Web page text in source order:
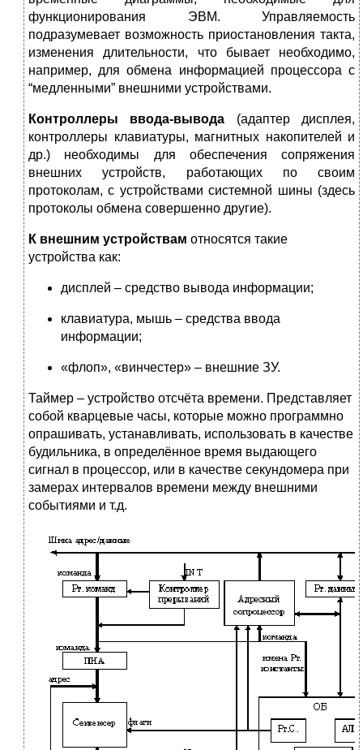
функционирования ЭВМ. Управляемость
подразумевает возможность приостановления такта,
изменения длительности, что бывает необходимо,
например, для обмена информацией процессора с
“медленными” внешними устройствами.
Контроллеры ввода-вывода (адаптер дисплея,
контроллеры клавиатуры, магнитных накопителей и
др.) необходимы для обеспечения сопряжения
внешних устройств, работающих по своим
протоколам, с устройствами системной шины (здесь
протоколы обмена совершенно другие).
К внешним устройствам относятся такие
устройства как:
дисплей – средство вывода информации;
клавиатура, мышь – средства ввода
информации;
«флоп», «винчестер» – внешние ЗУ.
Таймер – устройство отсчёта времени. Представляет
собой кварцевые часы, которые можно программно
опрашивать, устанавливать, использовать в качестве
будильника, в определённое время выдающего
сигнал в процессор, или в качестве секундомера при
замерах интервалов времени между внешними
событиями и т.д.